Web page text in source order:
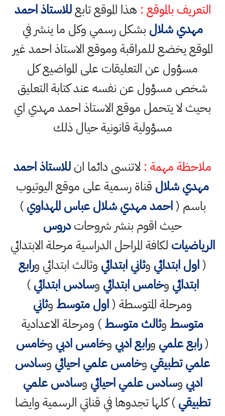
التعريف بالموقع : هذا الموقع تابعللاستاذ احمد
مهدي شلال بشكل رسمي وكل ما ينشر في
الموقع يخضع للمراقبة وموقع الاستاذ احمد غير
مسؤول عن التعليقات على المواضيع كل
شخص مسؤول عن نفسه عند كتابة التعليق
بحيث لا يتحمل موقع الاستاذ احمد مهدي اي
مسؤولية قانونية حيال ذلك
ملاحظة مهمة : لاتنسى دائما انللاستاذ احمد
مهدي شلال قناة رسمية على موقع اليوتيوب
باسم (احمد مهدي شلال عباس المهداوي)
حيث اقوم بنشر شروحاتدروس
الرياضيات لكافة المراحل الدراسية مرحلة الابتدائي
(اول ابتدائي وثاني ابتدائي وثالث ابتدائي ورابع
ابتدائي وخامس ابتدائي وسادس ابتدائي)
ومرحلة المتوسطة (اول متوسط وثاني
متوسط وثالث متوسط) ومرحلة الاعدادية
(رابع علمي ورابع ادبي وخامس ادبي وخامس
علمي تطبيقي وخامس علمي احيائي وسادس
ادبي وسادس علمي احيائي وسادس علمي
تطبيقي) كلها تجدوها في قناتي الرسمية وايضا